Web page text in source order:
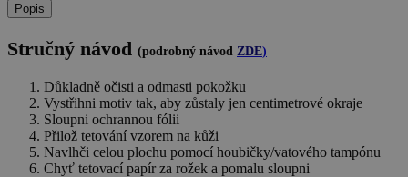
Popis
Stručný návod (podrobný návod ZDE)
Důkladně očisti a odmasti pokožku
Vystřihni motiv tak, aby zůstaly jen centimetrové okraje
Sloupni ochrannou fólii
Přilož tetování vzorem na kůži
Navlhči celou plochu pomocí houbičky/vatového tampónu
Chyť tetovací papír za rožek a pomalu sloupni